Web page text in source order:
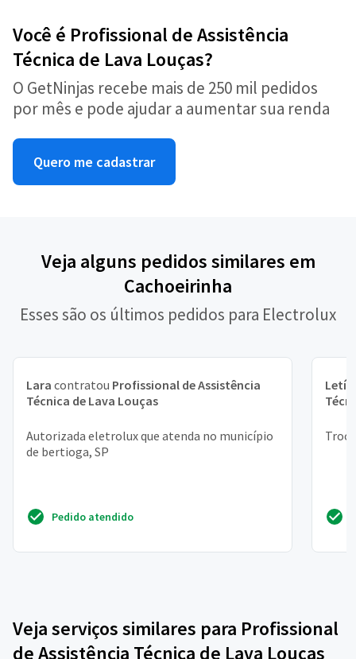
Você é Profissional de Assistência
Técnica de Lava Louças?
O GetNinjas recebe mais de 250 mil pedidos
por mês e pode ajudar a aumentar sua renda
Quero me cadastrar
Veja alguns pedidos similares em
Cachoeirinha
Esses são os últimos pedidos para Electrolux
Lara contratou Profissional de Assistência
Técnica de Lava Louças
Autorizada eletrolux que atenda no município
de bertioga, SP
Pedido atendido
Veja serviços similares para Profissional
de Assistência Técnica de Lava Louças